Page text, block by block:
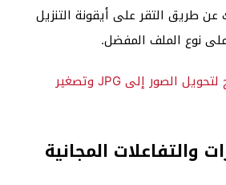
عن طريق التقر على أيقونة التنزيل
نوع الملف المفضل.
أفضل برنامج لتحويل الصور إلى JPG وتصغير
والتفاعلات المجانية